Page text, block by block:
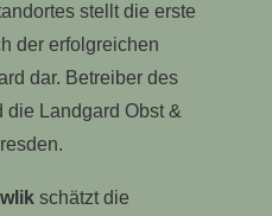
stellt die erste
der erfolgreichen
dar. Betreiber des
die Landgard Obst &
schätzt die